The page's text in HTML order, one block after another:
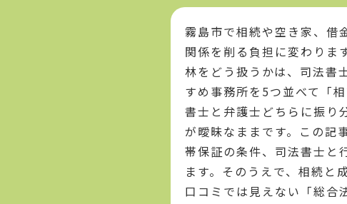
霧島市で相続や空き家、借
関係を削る負担に変わりま
林をどう扱うかは、司法書
すめ事務所を5つ並べて「
書士と弁護士どちらに振り
が曖昧なままです。この記
帯保証の条件、司法書士と
ます。そのうえで、相続と
口コミでは見えない「総合